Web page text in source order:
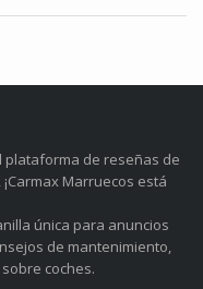
plataforma de reseñas de
Marruecos está
única para anuncios
de mantenimiento,
coches.